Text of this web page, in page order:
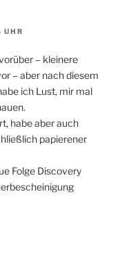
UHR
– kleinere
– aber nach diesem
ich Lust, mir mal
habe aber auch
papierener
Folge Discovery